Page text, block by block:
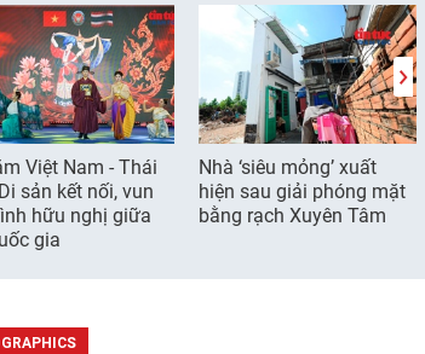
Việt Nam - Thái
sản kết nối, vun
hữu nghị giữa
gia
Nhà ‘siêu mỏng’ xuất
hiện sau giải phóng mặt
bằng rạch Xuyên Tâm